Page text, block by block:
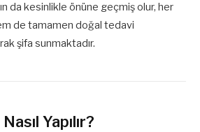
da kesinlikle önüne geçmiş olur, her
de tamamen doğal tedavi
şifa sunmaktadır.
Yapılır?